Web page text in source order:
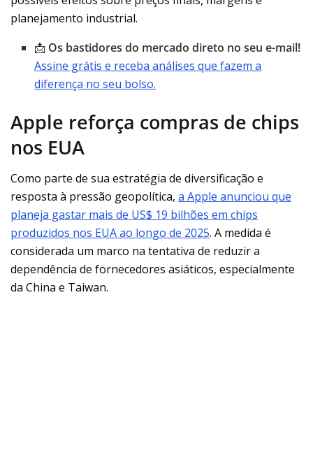
planejamento industrial.
📩 Os bastidores do mercado direto no seu e-mail!
Assine grátis e receba análises que fazem a
diferença no seu bolso.
Apple reforça compras de chips
nos EUA
Como parte de sua estratégia de diversificação e
resposta à pressão geopolítica, a Apple anunciou que
planeja gastar mais de US$ 19 bilhões em chips
produzidos nos EUA ao longo de 2025. A medida é
considerada um marco na tentativa de reduzir a
dependência de fornecedores asiáticos, especialmente
da China e Taiwan.